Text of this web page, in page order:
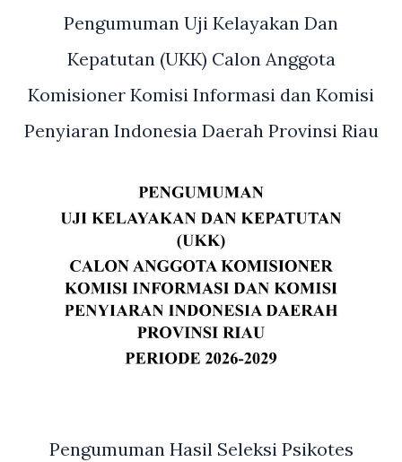
Pengumuman Uji Kelayakan Dan
Kepatutan (UKK) Calon Anggota
Komisioner Komisi Informasi dan Komisi
Penyiaran Indonesia Daerah Provinsi Riau
Pengumuman Hasil Seleksi Psikotes